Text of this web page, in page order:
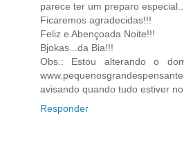
parece ter um preparo
Ficaremos agradecidas!!!
Feliz e Abençoada Noite!!!
Bjokas...da Bia!!!
Obs.: Estou alterando o
avisando quando tudo estiver
Responder